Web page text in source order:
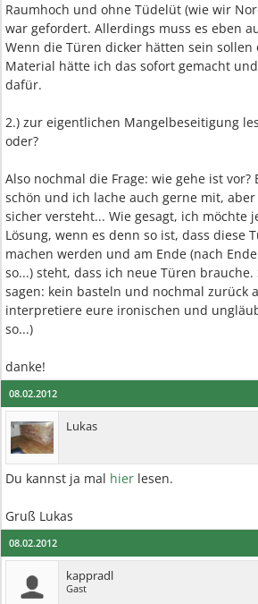
Raumhoch und ohne Tüdelüt (wie wir
war gefordert. Allerdings muss es eben
Wenn die Türen dicker hätten sein sollen
Material hätte ich das sofort gemacht
dafür.
2.) zur eigentlichen Mangelbeseitigung
oder?
Also nochmal die Frage: wie gehe ist
schön und ich lache auch gerne mit,
sicher versteht... Wie gesagt, ich möchte
Lösung, wenn es denn so ist, dass diese
machen werden und am Ende (nach
so...) steht, dass ich neue Türen brauche.
sagen: kein basteln und nochmal zurück
interpretiere eure ironischen und
so...)
danke!
08.02.2012
Lukas
Du kannst ja mal hier lesen.
Gruß Lukas
08.02.2012
kappradl
Gast